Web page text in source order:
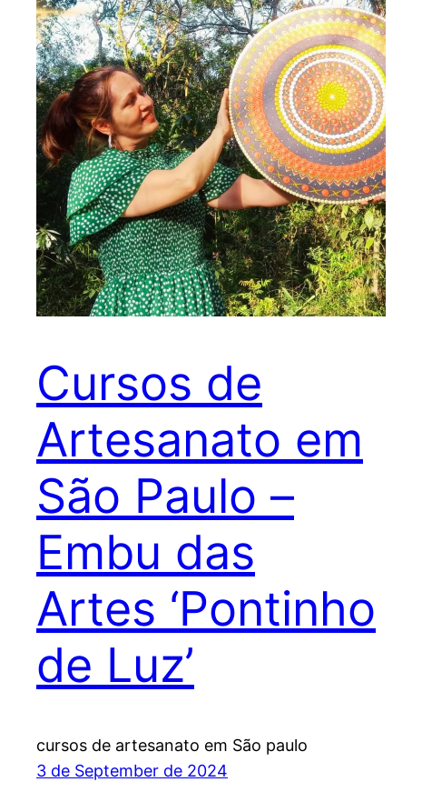
Cursos de
Artesanato em
São Paulo –
Embu das
Artes ‘Pontinho
de Luz’
cursos de artesanato em São paulo
3 de September de 2024